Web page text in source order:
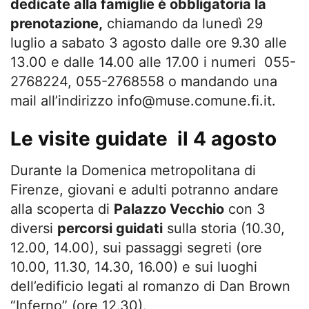
dedicate alla famiglie è obbligatoria la
prenotazione, chiamando da lunedì 29
luglio a sabato 3 agosto dalle ore 9.30 alle
13.00 e dalle 14.00 alle 17.00 i numeri 055-
2768224, 055-2768558 o mandando una
mail all’indirizzo info@muse.comune.fi.it.
Le visite guidate il 4 agosto
Durante la Domenica metropolitana di
Firenze, giovani e adulti potranno andare
alla scoperta di Palazzo Vecchio con 3
diversi percorsi guidati sulla storia (10.30,
12.00, 14.00), sui passaggi segreti (ore
10.00, 11.30, 14.30, 16.00) e sui luoghi
dell’edificio legati al romanzo di Dan Brown
“Inferno” (ore 12.30).